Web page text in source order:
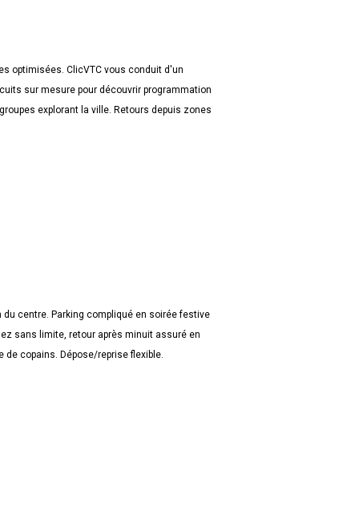
optimisées. ClicVTC vous conduit d'un
sur mesure pour découvrir programmation
explorant la ville. Retours depuis zones
du centre. Parking compliqué en soirée festive
sans limite, retour après minuit assuré en
copains. Dépose/reprise flexible.